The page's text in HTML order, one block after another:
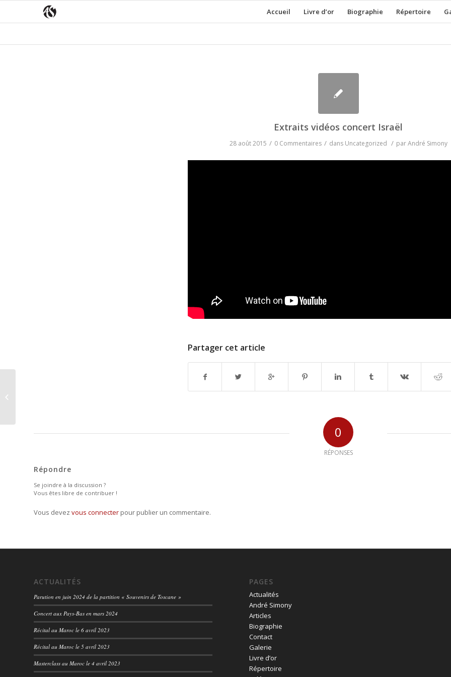
Accueil Livre d’or Biographie Répertoire
Extraits vidéos concert Israël
28 août 2015 / 0 Commentaires / dans Uncategorized / parAndré Simony
Partager cet article
0
RÉPONSES
Répondre
Se joindre à la discussion ?
Vous êtes libre de contribuer !
Vous devez vous connecter pour publier un commentaire.
ACTUALITÉS
Parution en juin 2024 de la partition « Souvenirs de Toscane »
Concert aux Pays-Bas en mars 2024
Récital au Maroc le 6 avril 2023
Récital au Maroc le 5 avril 2023
Masterclass au Maroc le 4 avril 2023
PAGES
Actualités
André Simony
Articles
Biographie
Contact
Galerie
Livre d’or
Répertoire